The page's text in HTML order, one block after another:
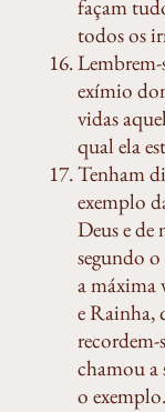
façam
todos os
exímio
vidas
qual ela
Tenham
exemplo
Deus e de
segundo
a máxima
e Rainha,
chamou a
o exemplo.